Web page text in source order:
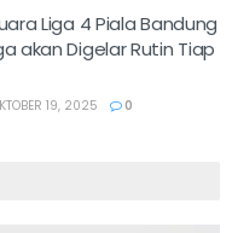
Liga 4 Piala Bandung
akan Digelar Rutin Tiap
19, 2025 0